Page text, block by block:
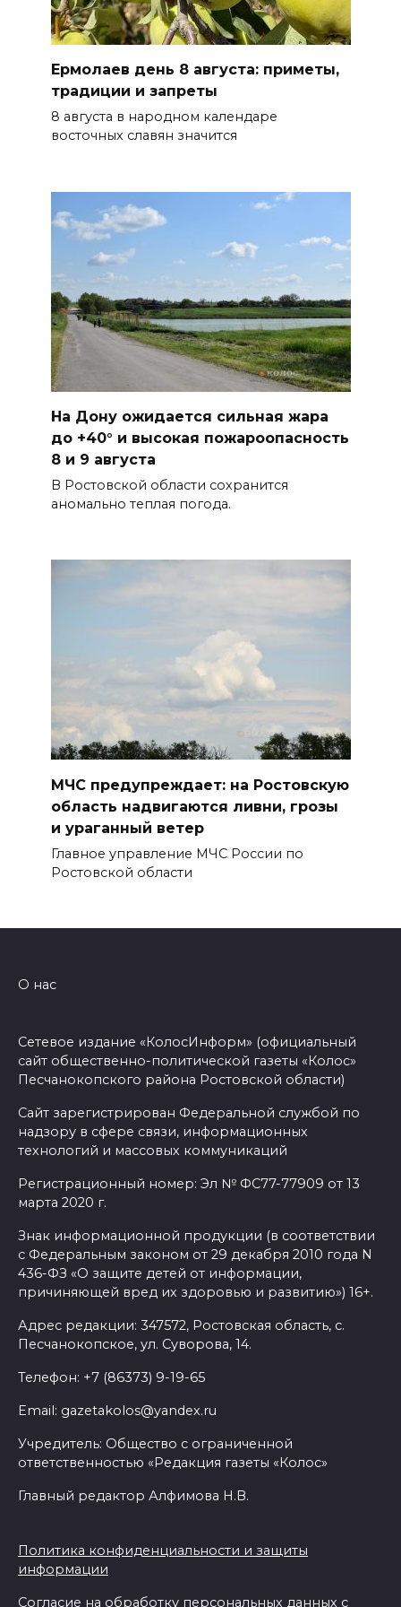
Ермолаев день 8 августа: приметы,
традиции и запреты
8 августа в народном календаре
восточных славян значится
На Дону ожидается сильная жара
до +40° и высокая пожароопасность
8 и 9 августа
В Ростовской области сохранится
аномально теплая погода.
МЧС предупреждает: на Ростовскую
область надвигаются ливни, грозы
и ураганный ветер
Главное управление МЧС России по
Ростовской области
О нас
Сетевое издание «КолосИнформ» (официальный
сайт общественно-политической газеты «Колос»
Песчанокопского района Ростовской области)
Сайт зарегистрирован Федеральной службой по
надзору в сфере связи, информационных
технологий и массовых коммуникаций
Регистрационный номер: Эл № ФС77-77909 от 13
марта 2020 г.
Знак информационной продукции (в соответствии
с Федеральным законом от 29 декабря 2010 года N
436-ФЗ «О защите детей от информации,
причиняющей вред их здоровью и развитию») 16+.
Адрес редакции: 347572, Ростовская область, с.
Песчанокопское, ул. Суворова, 14.
Телефон: +7 (86373) 9-19-65
Email: gazetakolos@yandex.ru
Учредитель: Общество с ограниченной
ответственностью «Редакция газеты «Колос»
Главный редактор Алфимова Н.В.
Политика конфиденциальности и защиты
информации
Согласие на обработку персональных данных с